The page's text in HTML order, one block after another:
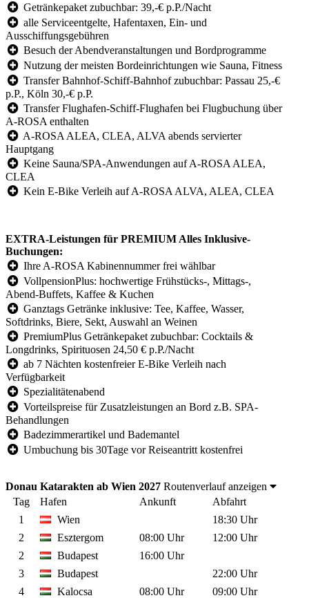
Getränkepaket zubuchbar: 39,-€ p.P./Nacht
alle Serviceentgelte, Hafentaxen, Ein- und
Ausschiffungsgebühren
Besuch der Abendveranstaltungen und Bordprogramme
Nutzung der meisten Bordeinrichtungen wie Sauna, Fitness
Transfer Bahnhof-Schiff-Bahnhof zubuchbar: Passau 25,-€
p.P., Köln 30,-€ p.P.
Transfer Flughafen-Schiff-Flughafen bei Flugbuchung über
A-ROSA enthalten
A-ROSA ALEA, CLEA, ALVA abends servierter
Hauptgang
Keine Sauna/SPA-Anwendungen auf A-ROSA ALEA,
CLEA
Kein E-Bike Verleih auf A-ROSA ALVA, ALEA, CLEA
EXTRA-Leistungen für PREMIUM Alles Inklusive-
Buchungen:
Ihre A-ROSA Kabinennummer frei wählbar
VollpensionPlus: hochwertige Frühstücks-, Mittags-,
Abend-Buffets, Kaffee & Kuchen
Ganztags Getränke inklusive: Tee, Kaffee, Wasser,
Softdrinks, Biere, Sekt, Auswahl an Weinen
PremiumPlus Getränkepaket zubuchbar: Cocktails &
Longdrinks, Spirituosen 24,50 € p.P./Nacht
ab 7 Nächten kostenfreier E-Bike Verleih nach
Verfügbarkeit
Spezialitätenabend
Vorteilspreise für Zusatzleistungen an Bord z.B. SPA-
Behandlungen
Badezimmerartikel und Bademantel
Umbuchung bis 30Tage vor Reiseantritt kostenfrei
Donau Katarakten ab Wien 2027 Routenverlauf anzeigen
Tag
Hafen Ankunft
Abfahrt
1
Wien
18:30 Uhr
2
Esztergom 08:00 Uhr
12:00 Uhr
2
Budapest
16:00 Uhr
3
Budapest
22:00 Uhr
4
Kalocsa 08:00 Uhr
09:00 Uhr